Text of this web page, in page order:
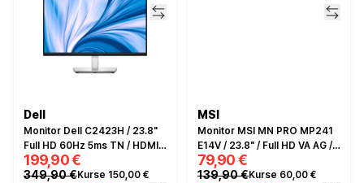
Dell
Monitor Dell C2423H / 23.8"
Full HD 60Hz 5ms TN / HDMI,
DP / Video Conferencing /
Microphone/camera - e zezë
199,90 €
349,90 €Kurse 150,00 €
MSI
Monitor MSI MN PRO MP241
E14V / 23.8" / Full HD VA AG /
144Hz / 1ms / HDMI+DP -
Zezë
79,90 €
139,90 €Kurse 60,00 €